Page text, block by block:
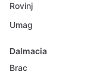
Rovinj
Umag
Dalmacia
Brac